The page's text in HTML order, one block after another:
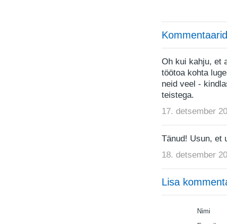
Oh kui kahju, et
töötoa kohta
neid veel -
teistega.
17. detsember
Tänud! Usun, et
18. detsember
Lisa
Nimi